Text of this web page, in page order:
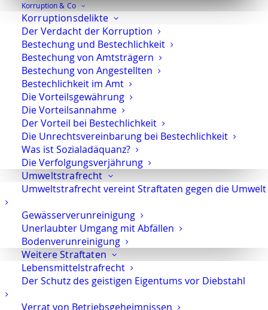
Korruption & Co
Korruptionsdelikte
Der Verdacht der Korruption
Bestechung und Bestechlichkeit
Bestechung von Amtsträgern
Bestechung von Angestellten
Bestechlichkeit im Amt
Die Vorteilsgewährung
Die Vorteilsannahme
Der Vorteil bei Bestechlichkeit
Die Unrechtsvereinbarung bei Bestechlichkeit
Was ist Sozialadäquanz?
Die Verfolgungsverjährung
Umweltstrafrecht
Umweltstrafrecht vereint Straftaten gegen die Umwelt
Gewässerverunreinigung
Unerlaubter Umgang mit Abfällen
Bodenverunreinigung
Weitere Straftaten
Lebensmittelstrafrecht
Der Schutz des geistigen Eigentums vor Diebstahl
Verrat von Betriebsgeheimnissen
Rechtsanwalt Oliver Marson
Adresse: Kurfürstendamm 66, 10707 Berlin
Telefon:+49 30 720 22 970
Fax +49 30 720 22 771
E-Mail:marson@anwaltmarson.de
Hilfe im Notfall
Sie können sich im Notfall rund um die Uhr an uns
wenden. Bitte wählen Sie:0171 65 43 669
Typische Notfälle sind: Festnahme, Anordnung der
Impressum·Datenschutz·Youtube